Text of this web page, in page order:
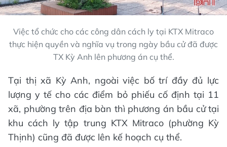
Việc tổ chức cho các công dân cách ly tại KTX Mitraco
thực hiện quyền và nghĩa vụ trong ngày bầu cử đã được
TX Kỳ Anh lên phương án cụ thể.
Tại thị xã Kỳ Anh, ngoài việc bố trí đầy đủ lực
lượng y tế cho các điểm bỏ phiếu cố định tại 11
xã, phường trên địa bàn thì phương án bầu cử tại
khu cách ly tập trung KTX Mitraco (phường Kỳ
Thịnh) cũng đã được lên kế hoạch cụ thể.